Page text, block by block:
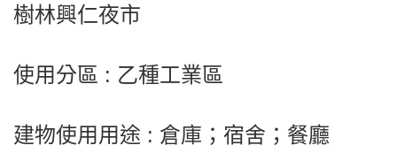
樹林興仁夜市
使用分區 : 乙種工業區
建物使用用途 : 倉庫；宿舍；餐廳